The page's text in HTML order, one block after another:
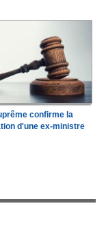
confirme la
d'une ex-ministre